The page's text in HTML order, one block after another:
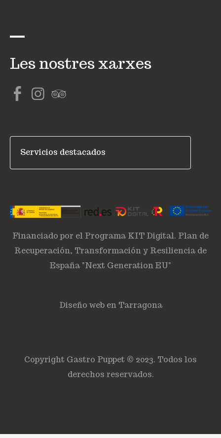
Les nostres xarxes
Financiado por el Programa KIT Digital. Plan de
Recuperación, Transformación y Resiliencia de
España "Next Generation EU"
Diseño web en Tarragona
Copyright Gastro Puppet © 2023. Todos los
derechos reservados.